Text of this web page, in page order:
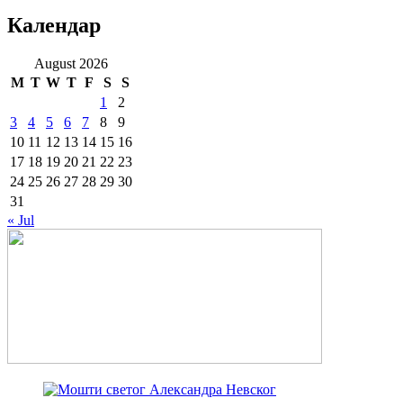
Календар
August 2026
M T W T F S
S
1
2
3
4 5 6 7 8
9
10 11 12 13 14 15 16
17 18 19 20 21 22 23
24 25 26 27 28 29 30
31
« Jul